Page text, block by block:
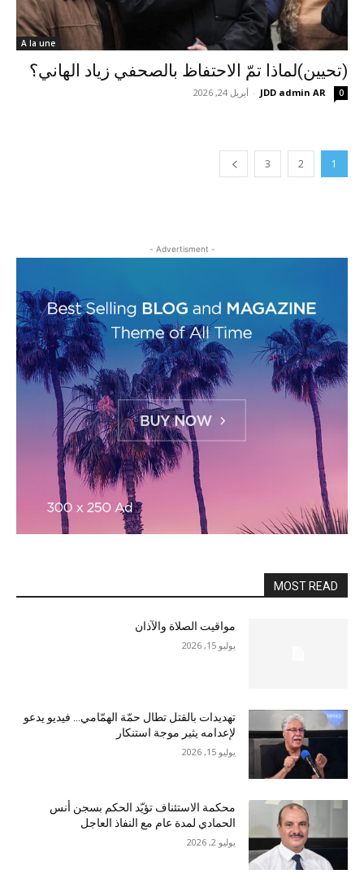
A la une
(تحيين)لماذا تمّ الاحتفاظ بالصحفي زياد الهاني؟
JDD admin AR
- أبريل 24, 2026 0
1
2
3
- Advertisment -
MOST READ
مواقيت الصلاة والآذان
يوليو 15, 2026
تهديدات بالقتل تطال حمّة الهمّامي… فيديو يدعو
لإعدامه يثير موجة استنكار
يوليو 15, 2026
محكمة الاستئناف تؤيّد الحكم بسجن أنس
الحمادي لمدة عام مع النفاذ العاجل
يوليو 2, 2026